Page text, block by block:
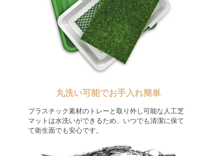
丸洗い可能でお手入れ簡単
プラスチック素材のトレーと取り外し可能な人工芝
マットは水洗いができるため、いつでも清潔に保て
て衛生面でも安心です。